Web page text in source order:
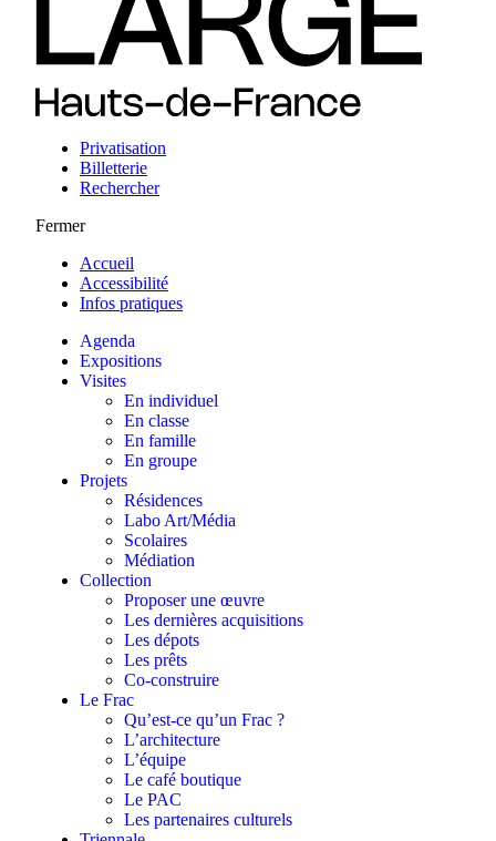
Privatisation
Billetterie
Rechercher
Fermer
Accueil
Accessibilité
Infos pratiques
Agenda
Expositions
Visites
En individuel
En classe
En famille
En groupe
Projets
Résidences
Labo Art/Média
Scolaires
Médiation
Collection
Proposer une œuvre
Les dernières acquisitions
Les dépots
Les prêts
Co-construire
Le Frac
Qu’est-ce qu’un Frac ?
L’architecture
L’équipe
Le café boutique
Le PAC
Les partenaires culturels